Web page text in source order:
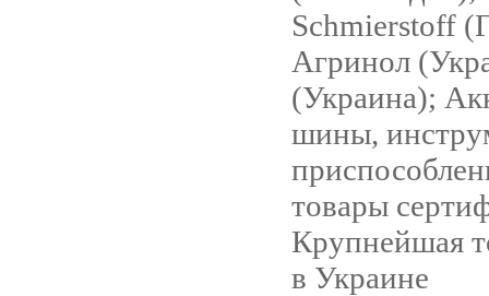
Schmierstoff
Агринол
(Украина);
шины,
товары
Крупнейшая
в Украине